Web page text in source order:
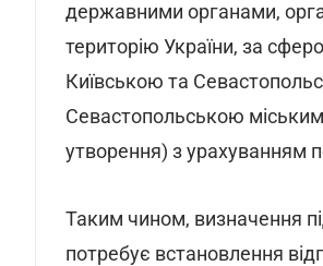
державними органами,
територію України, за
Київською та
Севастопольською
утворення) з урахуванням
Таким чином, визначення
потребує встановлення